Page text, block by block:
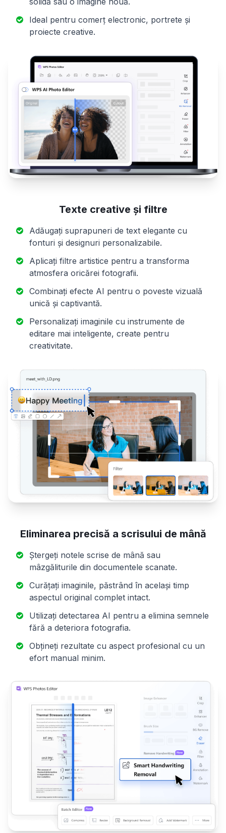
Ideal pentru comerț electronic, portrete și
proiecte creative.
Texte creative și filtre
Adăugați suprapuneri de text elegante cu
fonturi și designuri personalizabile.
Aplicați filtre artistice pentru a transforma
atmosfera oricărei fotografii.
Combinați efecte AI pentru o poveste vizuală
unică și captivantă.
Personalizați imaginile cu instrumente de
editare mai inteligente, create pentru
creativitate.
Eliminarea precisă a scrisului de mână
Ștergeți notele scrise de mână sau
mâzgăliturile din documentele scanate.
Curățați imaginile, păstrând în același timp
aspectul original complet intact.
Utilizați detectarea AI pentru a elimina semnele
fără a deteriora fotografia.
Obțineți rezultate cu aspect profesional cu un
efort manual minim.